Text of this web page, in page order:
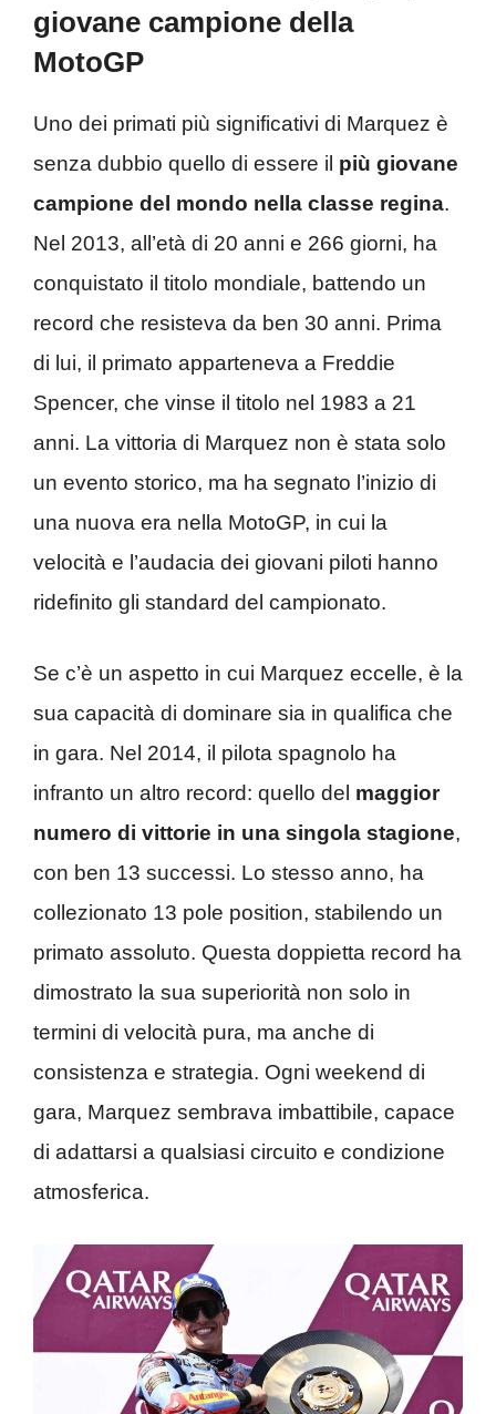
giovane campione della
MotoGP
Uno dei primati più significativi di Marquez è
senza dubbio quello di essere il più giovane
campione del mondo nella classe regina.
Nel 2013, all’età di 20 anni e 266 giorni, ha
conquistato il titolo mondiale, battendo un
record che resisteva da ben 30 anni. Prima
di lui, il primato apparteneva a Freddie
Spencer, che vinse il titolo nel 1983 a 21
anni. La vittoria di Marquez non è stata solo
un evento storico, ma ha segnato l’inizio di
una nuova era nella MotoGP, in cui la
velocità e l’audacia dei giovani piloti hanno
ridefinito gli standard del campionato.
Se c’è un aspetto in cui Marquez eccelle, è la
sua capacità di dominare sia in qualifica che
in gara. Nel 2014, il pilota spagnolo ha
infranto un altro record: quello del maggior
numero di vittorie in una singola stagione,
con ben 13 successi. Lo stesso anno, ha
collezionato 13 pole position, stabilendo un
primato assoluto. Questa doppietta record ha
dimostrato la sua superiorità non solo in
termini di velocità pura, ma anche di
consistenza e strategia. Ogni weekend di
gara, Marquez sembrava imbattibile, capace
di adattarsi a qualsiasi circuito e condizione
atmosferica.